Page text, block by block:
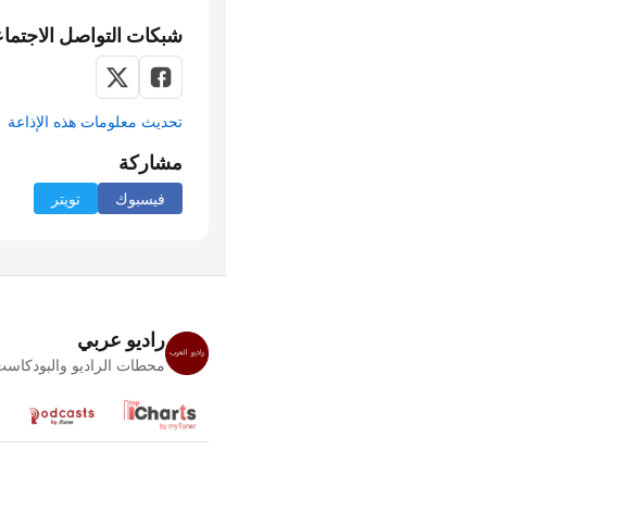
شبكات التواصل
تحديث معلومات هذه الإذاعة
مشاركة
فيسبوك تويتر
راديو عربي
محطات الراديو